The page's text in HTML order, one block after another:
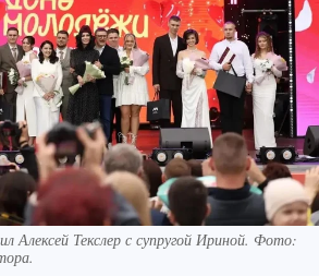
Алексей Текслер с супругой Ириной. Фото: